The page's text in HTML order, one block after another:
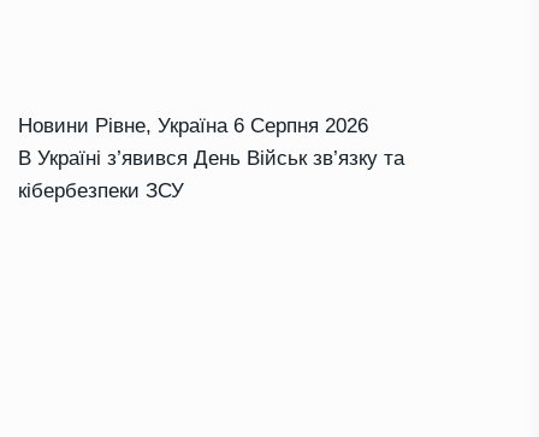
Новини Рівне, Україна 6 Серпня 2026
В Україні з’явився День Військ зв’язку та
кібербезпеки ЗСУ